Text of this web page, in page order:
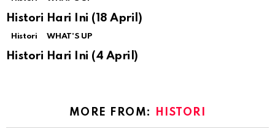
Histori Hari Ini (18 April)
Histori WHAT'S UP
Histori Hari Ini (4 April)
MORE FROM: HISTORI